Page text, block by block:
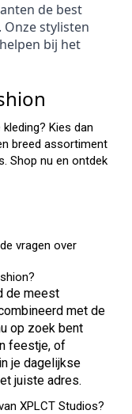
de best
stylisten
bij het
Kies dan
breed assortiment
Shop nu en ontdek
vragen over
de meest
met de
op zoek bent
feestje, of
je dagelijkse
juiste adres.
XPLCT Studios?